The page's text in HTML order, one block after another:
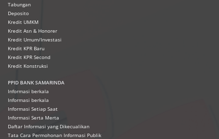
Tabungan
Deposito
Kredit UMKM
Kredit Asn & Honorer
Kredit Umum/Investasi
Kredit KPR Baru
Kredit KPR Second
Kredit Konstruksi
PPID BANK SAMARINDA
Informasi berkala
Informasi berkala
Informasi Setiap Saat
Informasi Serta Merta
Daftar Informasi yang Dikecualikan
Tata Cara Permohonan Informasi Publik